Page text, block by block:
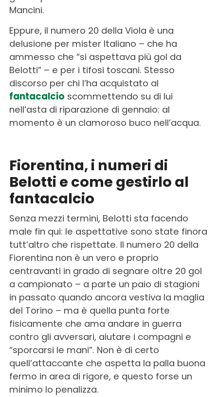
Mancini.
Eppure, il numero 20 della Viola è una
delusione per mister Italiano – che ha
ammesso che “si aspettava più gol da
Belotti” – e per i tifosi toscani. Stesso
discorso per chi l’ha acquistato al
fantacalcio scommettendo su di lui
nell’asta di riparazione di gennaio: al
momento è un clamoroso buco nell’acqua.
Fiorentina, i numeri di
Belotti e come gestirlo al
fantacalcio
Senza mezzi termini, Belotti sta facendo
male fin qui: le aspettative sono state finora
tutt’altro che rispettate. Il numero 20 della
Fiorentina non è un vero e proprio
centravanti in grado di segnare oltre 20 gol
a campionato – a parte un paio di stagioni
in passato quando ancora vestiva la maglia
del Torino – ma è quella punta forte
fisicamente che ama andare in guerra
contro gli avversari, aiutare i compagni e
“sporcarsi le mani”. Non è di certo
quell’attaccante che aspetta la palla buona
fermo in area di rigore, e questo forse un
minimo lo penalizza.